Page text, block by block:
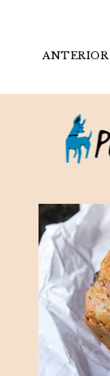
ANTERIOR